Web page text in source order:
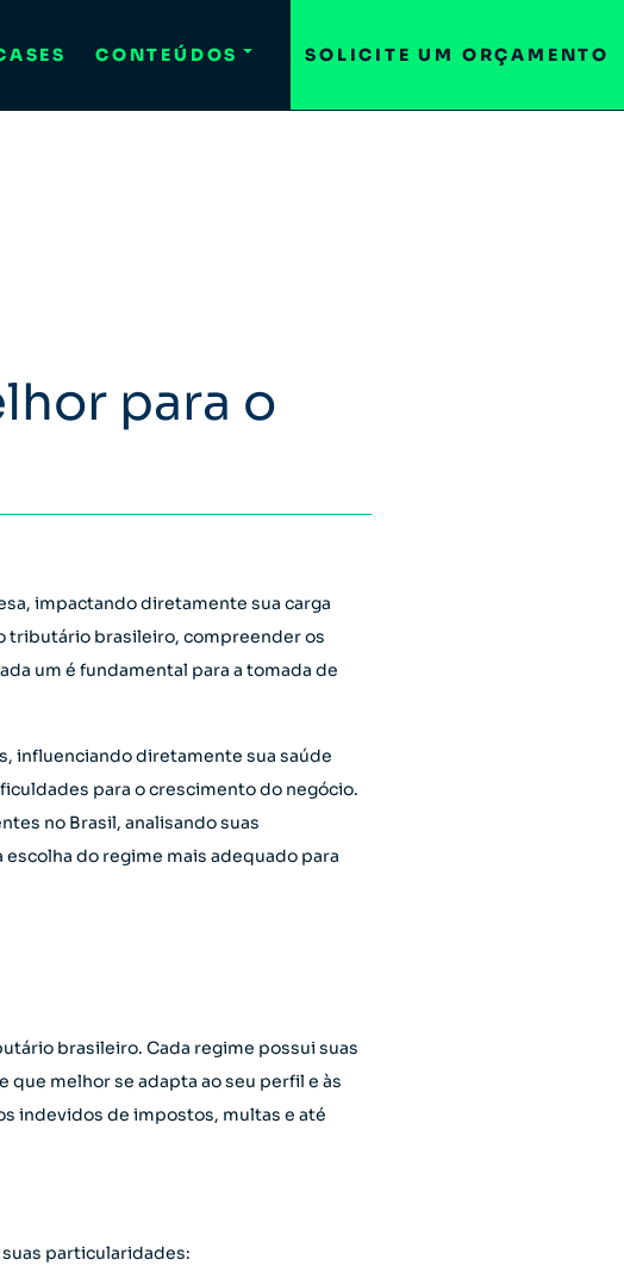
CONTEÚDOS SOLICITE UM ORÇAMENTO
para o
impactando diretamente sua carga
tributário brasileiro, compreender os
um é fundamental para a tomada de
influenciando diretamente sua saúde
para o crescimento do negócio.
no Brasil, analisando suas
do regime mais adequado para
brasileiro. Cada regime possui suas
melhor se adapta ao seu perfil e às
indevidos de impostos, multas e até
particularidades: